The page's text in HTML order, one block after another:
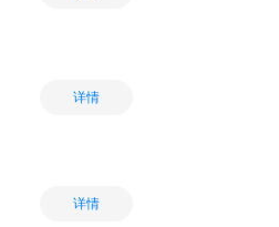
详情
详情